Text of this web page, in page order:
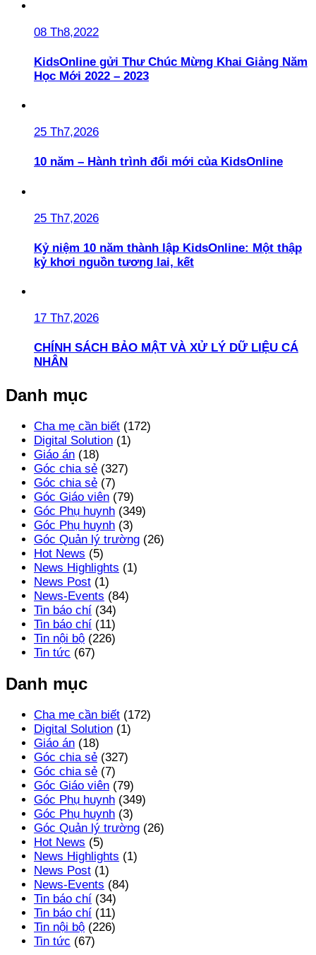
08 Th8,2022
KidsOnline gửi Thư Chúc Mừng Khai Giảng Năm
Học Mới 2022 – 2023
25 Th7,2026
10 năm – Hành trình đổi mới của KidsOnline
25 Th7,2026
Kỷ niệm 10 năm thành lập KidsOnline: Một thập
kỷ khơi nguồn tương lai, kết
17 Th7,2026
CHÍNH SÁCH BẢO MẬT VÀ XỬ LÝ DỮ LIỆU CÁ
NHÂN
Danh mục
Cha mẹ cần biết (172)
Digital Solution (1)
Giáo án (18)
Góc chia sẻ (327)
Góc chia sẻ (7)
Góc Giáo viên (79)
Góc Phụ huynh (349)
Góc Phụ huynh (3)
Góc Quản lý trường (26)
Hot News (5)
News Highlights (1)
News Post (1)
News-Events (84)
Tin báo chí (34)
Tin báo chí (11)
Tin nội bộ (226)
Tin tức (67)
Danh mục
Cha mẹ cần biết (172)
Digital Solution (1)
Giáo án (18)
Góc chia sẻ (327)
Góc chia sẻ (7)
Góc Giáo viên (79)
Góc Phụ huynh (349)
Góc Phụ huynh (3)
Góc Quản lý trường (26)
Hot News (5)
News Highlights (1)
News Post (1)
News-Events (84)
Tin báo chí (34)
Tin báo chí (11)
Tin nội bộ (226)
Tin tức (67)